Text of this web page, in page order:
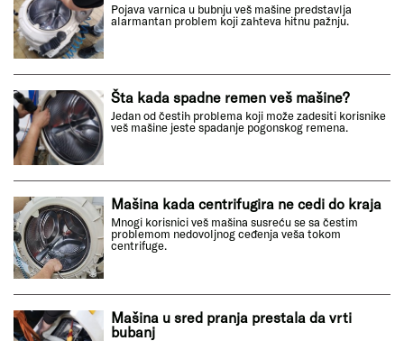
Pojava varnica u bubnju veš mašine predstavlja
alarmantan problem koji zahteva hitnu pažnju.
Šta kada spadne remen veš mašine?
Jedan od čestih problema koji može zadesiti korisnike
veš mašine jeste spadanje pogonskog remena.
Mašina kada centrifugira ne cedi do kraja
Mnogi korisnici veš mašina susreću se sa čestim
problemom nedovoljnog ceđenja veša tokom
centrifuge.
Mašina u sred pranja prestala da vrti
bubanj